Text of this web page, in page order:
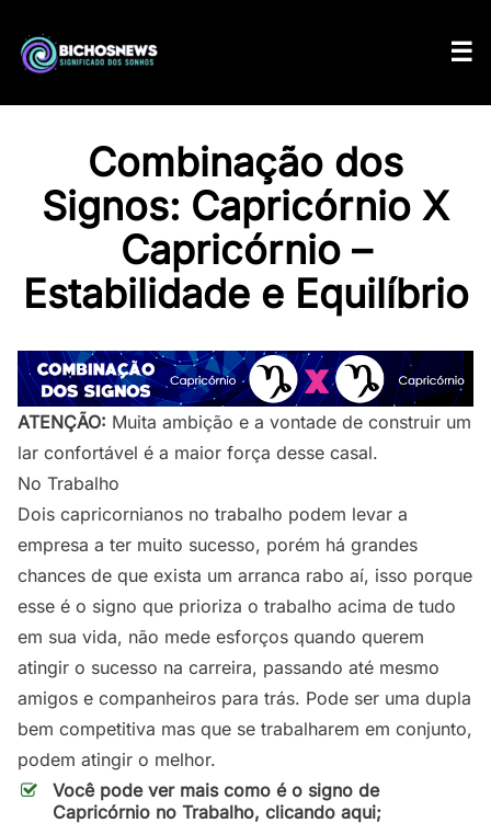
Combinação dos
Signos: Capricórnio X
Capricórnio –
Estabilidade e Equilíbrio
ATENÇÃO: Muita ambição e a vontade de construir um
lar confortável é a maior força desse casal.
No Trabalho
Dois capricornianos no trabalho podem levar a
empresa a ter muito sucesso, porém há grandes
chances de que exista um arranca rabo aí, isso porque
esse é o signo que prioriza o trabalho acima de tudo
em sua vida, não mede esforços quando querem
atingir o sucesso na carreira, passando até mesmo
amigos e companheiros para trás. Pode ser uma dupla
bem competitiva mas que se trabalharem em conjunto,
podem atingir o melhor.
Você pode ver mais como é o signo de
Capricórnio no Trabalho, clicando aqui;